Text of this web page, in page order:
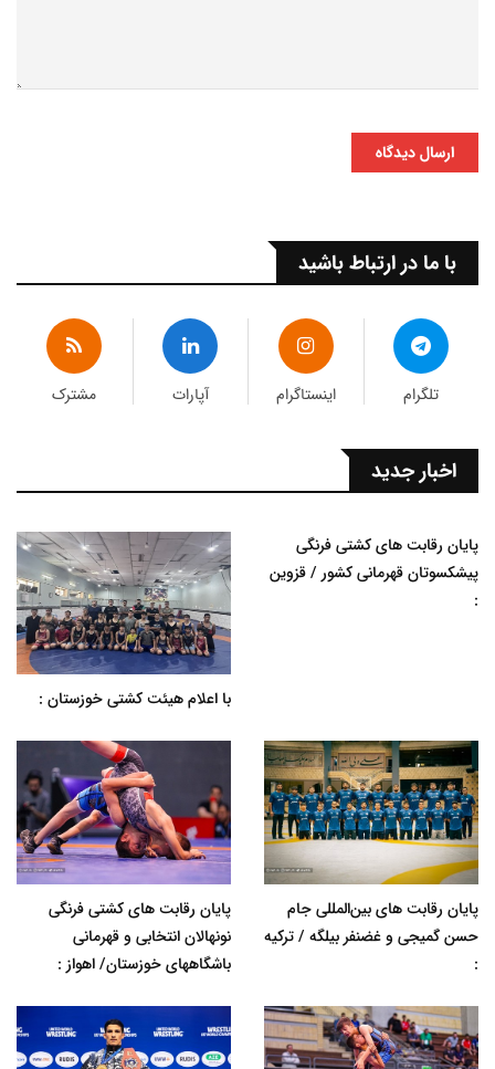
ارسال دیدگاه
با ما در ارتباط باشید
تلگرام اینستاگرام آپارات مشترک
اخبار جدید
پایان رقابت های کشتی فرنگی
پیشکسوتان قهرمانی کشور / قزوین
:
با اعلام هیئت کشتی خوزستان :
پایان رقابت های بین‌المللی جام
حسن گمیجی و غضنفر بیلگه / ترکیه
:
پایان رقابت های کشتی فرنگی
نونهالان انتخابی و قهرمانی
باشگاههای خوزستان/ اهواز :